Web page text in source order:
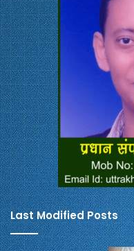
Last Modified Posts